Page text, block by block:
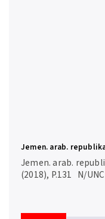
Jemen. arab.
Jemen. arab.
(2018), P.131 N/UNC